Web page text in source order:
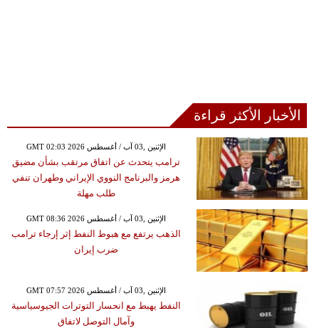
الأخبار الأكثر قراءة
GMT 02:03 2026 الإثنين ,03 آب / أغسطس
ترامب يتحدث عن اتفاق مرتقب بشأن مضيق
هرمز والبرنامج النووي الإيراني وطهران تنفي
طلب مهلة
GMT 08:36 2026 الإثنين ,03 آب / أغسطس
الذهب يرتفع مع هبوط النفط إثر إرجاء ترامب
ضرب إيران
GMT 07:57 2026 الإثنين ,03 آب / أغسطس
النفط يهبط مع انحسار التوترات الجيوسياسية
وآمال التوصل لاتفاق